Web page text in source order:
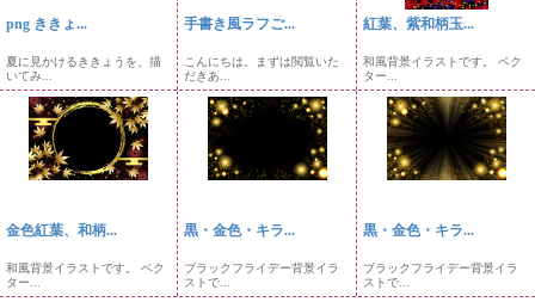
png ききょ...
夏に見かけるききょうを、描
いてみ...
手書き風ラフご...
こんにちは。まずは閲覧いた
だきあ...
紅葉、紫和柄玉...
和風背景イラストです。 ベク
ター...
金色紅葉、和柄...
和風背景イラストです。 ベク
ター...
黒・金色・キラ...
ブラックフライデー背景イラ
ストで...
黒・金色・キラ...
ブラックフライデー背景イラ
ストで...